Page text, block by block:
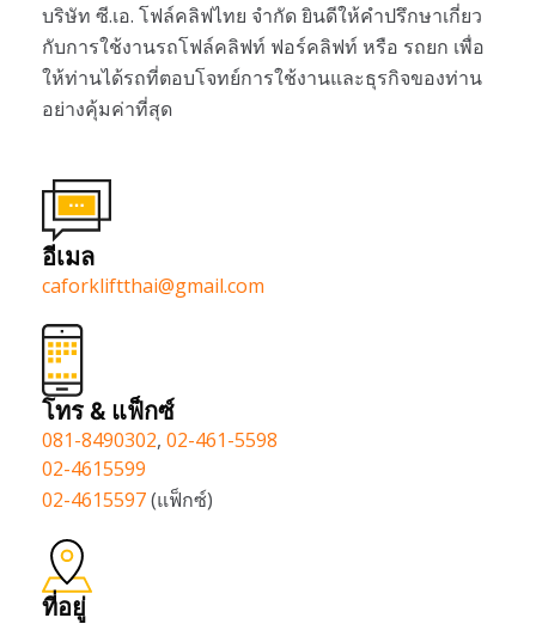
บริษัท ซี.เอ. โฟล์คลิฟไทย จำกัด ยินดีให้คำปรึกษาเกี่ยว
กับการใช้งานรถโฟล์คลิฟท์ ฟอร์คลิฟท์ หรือ รถยก เพื่อ
ให้ท่านได้รถที่ตอบโจทย์การใช้งานและธุรกิจของท่าน
อย่างคุ้มค่าที่สุด
อีเมล
caforkliftthai@gmail.com
โทร & แฟ็กซ์
081-8490302, 02-461-5598
02-4615599
02-4615597(แฟ็กซ์)
ที่อยู่